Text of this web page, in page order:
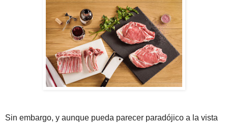
Sin embargo, y aunque pueda parecer paradójico a la vista